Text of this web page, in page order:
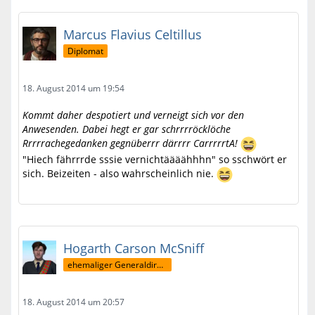
Marcus Flavius Celtillus
Diplomat
18. August 2014 um 19:54
Kommt daher despotiert und verneigt sich vor den
Anwesenden. Dabei hegt er gar schrrrröcklöche
Rrrrrachegedanken gegnüberrr därrrr CarrrrrtA!
"Hiech fährrrde sssie vernichtäääähhhn" so sschwört er
sich. Beizeiten - also wahrscheinlich nie.
Hogarth Carson McSniff
ehemaliger Generaldirektor
18. August 2014 um 20:57